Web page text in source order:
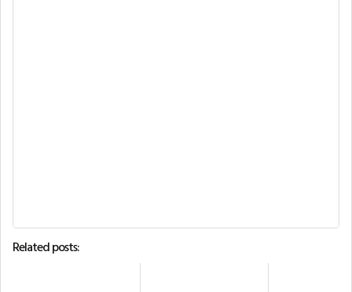
Related posts: